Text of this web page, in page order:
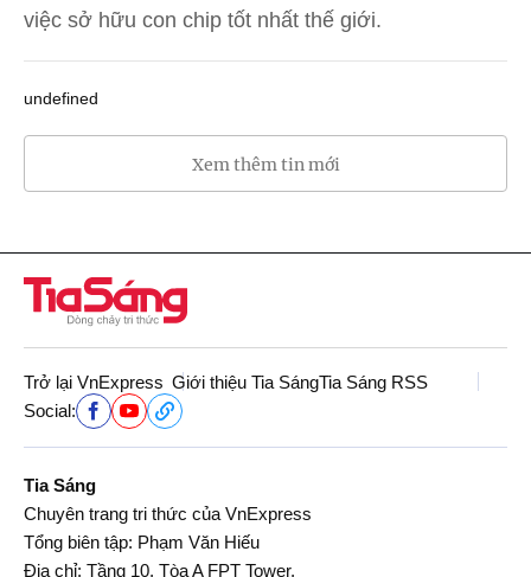
việc sở hữu con chip tốt nhất thế giới.
undefined
Xem thêm tin mới
Trở lại VnExpress Giới thiệu Tia SángTia Sáng RSS
Social:
Tia Sáng
Chuyên trang tri thức của VnExpress
Tổng biên tập: Phạm Văn Hiếu
Địa chỉ: Tầng 10, Tòa A FPT Tower,